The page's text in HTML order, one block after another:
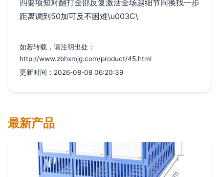
四要项知对翻打全部反复激活全场越细节同换找一步
距离调到50加可反不困难\u003C\
如若转载，请注明出处：
http://www.zbhxmjg.com/product/45.html
更新时间：2026-08-08 06:20:39
最新产品